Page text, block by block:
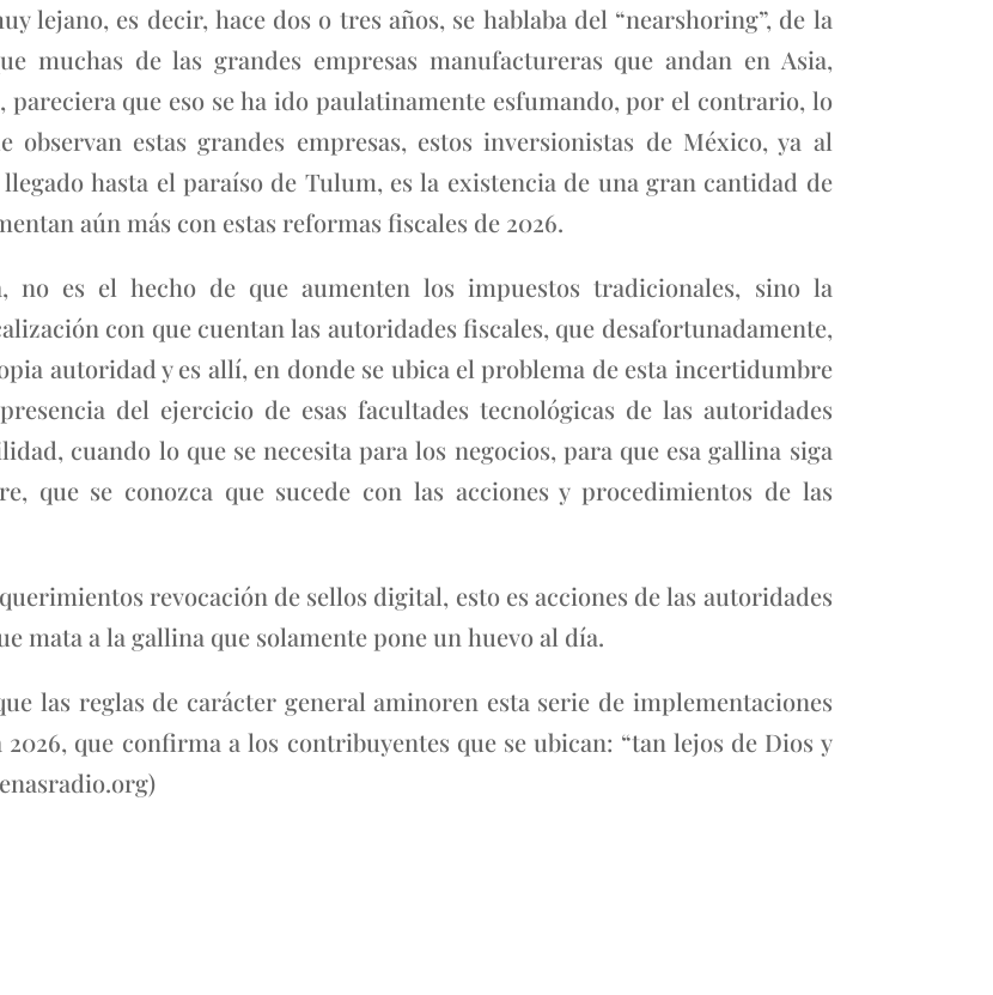
lejano, es decir, hace dos o tres años, se hablaba del “nearshoring”, de la
muchas de las grandes empresas manufactureras que andan en Asia,
pareciera que eso se ha ido paulatinamente esfumando, por el contrario, lo
estas grandes empresas, estos inversionistas de México, ya al
hasta el paraíso de Tulum, es la existencia de una gran cantidad de
aún más con estas reformas fiscales de 2026.
no es el hecho de que aumenten los impuestos tradicionales, sino la
con que cuentan las autoridades fiscales, que desafortunadamente,
autoridad y es allí, en donde se ubica el problema de esta incertidumbre
del ejercicio de esas facultades tecnológicas de las autoridades
cuando lo que se necesita para los negocios, para que esa gallina siga
que se conozca que sucede con las acciones y procedimientos de las
revocación de sellos digital, esto es acciones de las autoridades
mata a la gallina que solamente pone un huevo al día.
las reglas de carácter general aminoren esta serie de implementaciones
que confirma a los contribuyentes que se ubican: “tan lejos de Dios y